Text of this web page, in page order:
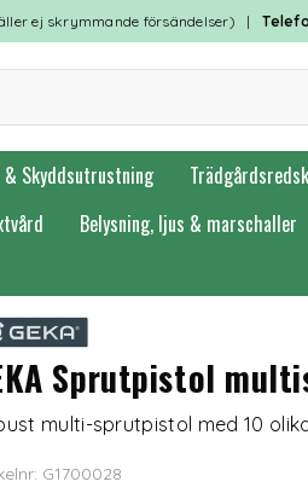
ej skrymmande försändelser) |
& Skyddsutrustning
Belysning, ljus & marschaller
Sprutpistol
multi-sprutpistol med 10
G1700028